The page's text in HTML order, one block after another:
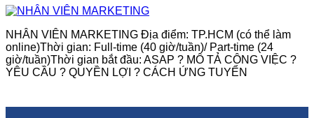
NHÂN VIÊN MARKETING Địa điểm: TP.HCM (có thể làm
online)Thời gian: Full-time (40 giờ/tuần)/ Part-time (24
giờ/tuần)Thời gian bắt đầu: ASAP ? MÔ TẢ CÔNG VIỆC ?
YÊU CẦU ? QUYỀN LỢI ? CÁCH ỨNG TUYỂN